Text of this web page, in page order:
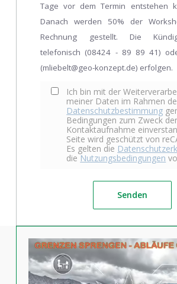
Tage vor dem Termin entstehen
Danach werden 50% der
Rechnung gestellt. Die
telefonisch (08424 - 89 89 41)
(mliebelt@geo-konzept.de) erfolgen.
Ich bin mit der
meiner Daten im Rahmen
Datenschutzbestimmung
Bedingungen zum Zweck der
Kontaktaufnahme
Seite wird geschützt von
Es gelten die
dieNutzungsbedingungen